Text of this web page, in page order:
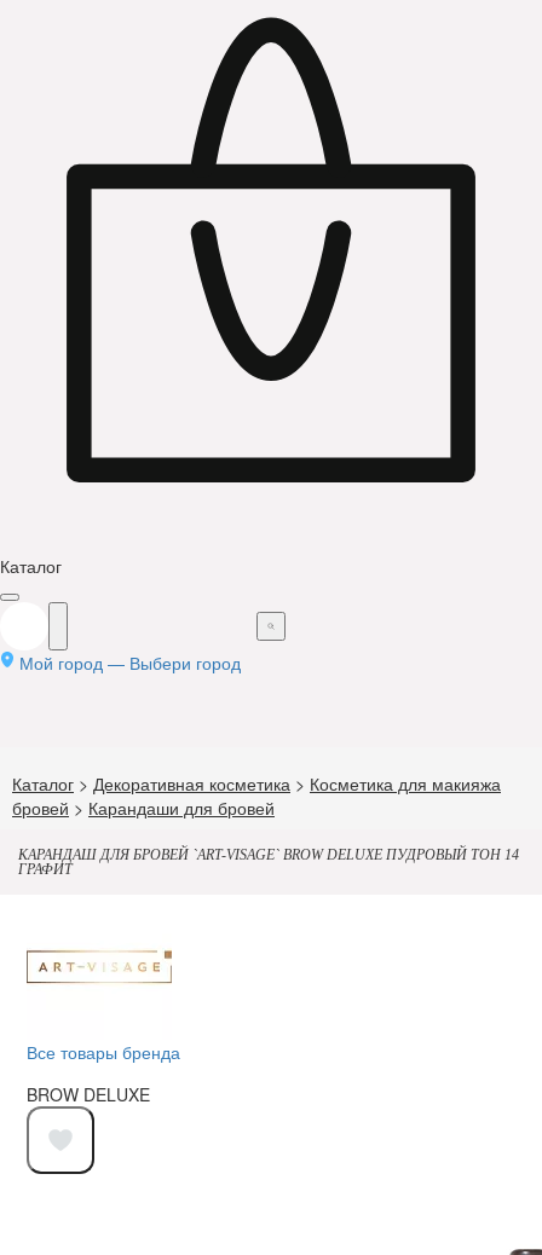
Каталог
Мой город — Выбери город
Каталог > Декоративная косметика > Косметика для макияжа
бровей > Карандаши для бровей
КАРАНДАШ ДЛЯ БРОВЕЙ `ART-VISAGE` BROW DELUXE ПУДРОВЫЙ ТОН 14
ГРАФИТ
Все товары бренда
BROW DELUXE